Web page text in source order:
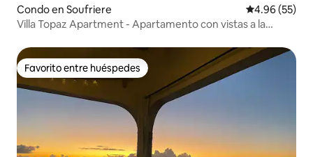
Condo en Soufriere Calificación
4.96 (55)
Villa Topaz Apartment - Apartamento con vistas a la
Favorito entre huéspedes
Favorito entre huéspedes